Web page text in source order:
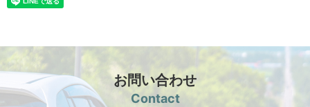
お問い合わせ
Contact